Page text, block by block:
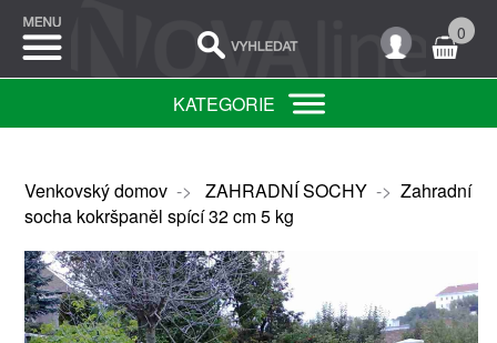
0
KATEGORIE
Venkovský domov-> ZAHRADNÍ SOCHY-> Zahradní
socha kokršpaněl spící 32 cm 5 kg